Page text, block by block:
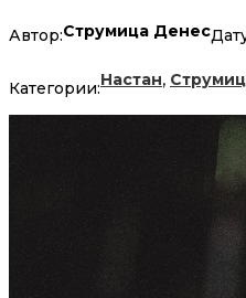
Автор:Струмица Денес
Категории:Настан,